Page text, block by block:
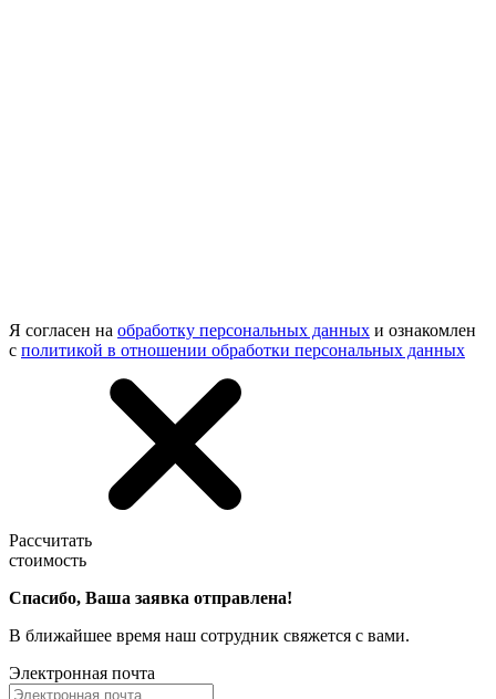
Я согласен на обработку персональных данных и ознакомлен
с политикой в отношении обработки персональных данных
Рассчитать
стоимость
Спасибо, Ваша заявка отправлена!
В ближайшее время наш сотрудник свяжется с вами.
Электронная почта